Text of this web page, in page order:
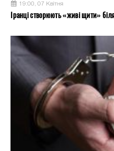
19:00, 07 Квітня
Іранці створюють «живі щити» біля